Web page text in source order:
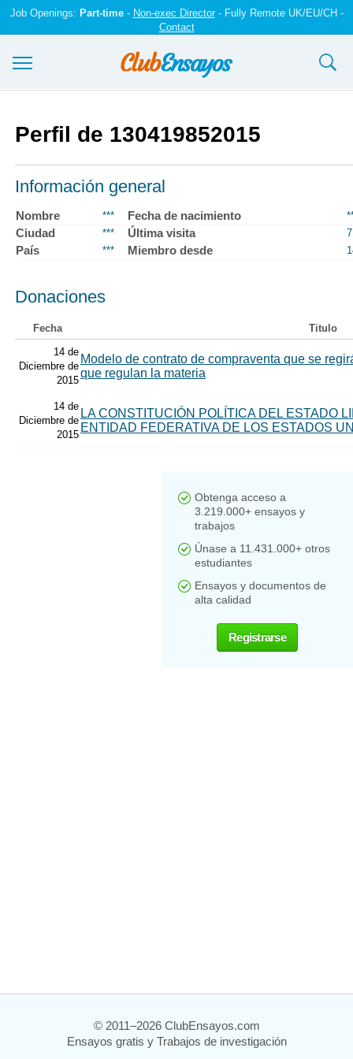
Job Openings: Part-time- Non-exec Director- Fully Remote UK/EU/CH -
Contact
Registrarse
Iniciar sesión
Contáctenos
Perfil de 130419852015
Información general
Nombre *** Fecha de nacimiento
Ciudad *** Última visita
País *** Miembro desde
Donaciones
Fecha
Titulo
14 de
Diciembre de
2015
Modelo de contrato de compraventa que se
que regulan la materia
14 de
Diciembre de
2015
LA CONSTITUCIÓN POLÍTICA DEL ESTADO
ENTIDAD FEDERATIVA DE LOS ESTADOS
Obtenga acceso a
3.219.000+ ensayos y
trabajos
Únase a 11.431.000+ otros
estudiantes
Ensayos y documentos de
alta calidad
Registrarse
© 2011–2026 ClubEnsayos.com
Ensayos gratis y Trabajos de investigación